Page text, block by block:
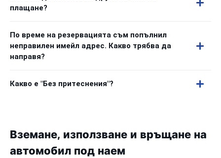
плащане?
По време на резервацията съм попълнил
неправилен имейл адрес. Какво трябва да
направя?
Какво е "Без притеснения"?
Вземане, използване и връщане на
автомобил под наем